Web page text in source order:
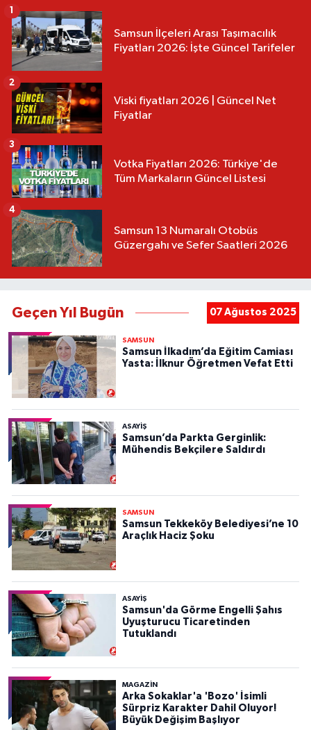
Samsun İlçeleri Arası Taşımacılık
Fiyatları 2026: İşte Güncel Tarifeler
1
Viski fiyatları 2026 | Güncel Net
Fiyatlar
2
Votka Fiyatları 2026: Türkiye'de
Tüm Markaların Güncel Listesi
3
Samsun 13 Numaralı Otobüs
Güzergahı ve Sefer Saatleri 2026
4
Geçen Yıl Bugün 07 Ağustos 2025
SAMSUN
Samsun İlkadım’da Eğitim Camiası
Yasta: İlknur Öğretmen Vefat Etti
ASAYIŞ
Samsun’da Parkta Gerginlik:
Mühendis Bekçilere Saldırdı
SAMSUN
Samsun Tekkeköy Belediyesi’ne 10
Araçlık Haciz Şoku
ASAYIŞ
Samsun'da Görme Engelli Şahıs
Uyuşturucu Ticaretinden
Tutuklandı
MAGAZİN
Arka Sokaklar'a 'Bozo' İsimli
Sürpriz Karakter Dahil Oluyor!
Büyük Değişim Başlıyor